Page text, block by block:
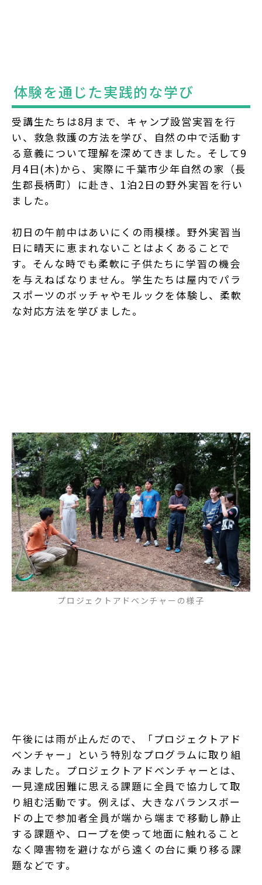
体験を通じた実践的な学び
受講生たちは8月まで、キャンプ設営実習を行
い、救急救護の方法を学び、自然の中で活動す
る意義について理解を深めてきました。そして9
月4日(木)から、実際に千葉市少年自然の家（長
生郡長柄町）に赴き、1泊2日の野外実習を行い
ました。
初日の午前中はあいにくの雨模様。野外実習当
日に晴天に恵まれないことはよくあることで
す。そんな時でも柔軟に子供たちに学習の機会
を与えねばなりません。学生たちは屋内でパラ
スポーツのボッチャやモルックを体験し、柔軟
な対応方法を学びました。
プロジェクトアドベンチャーの様子
午後には雨が止んだので、「プロジェクトアド
ベンチャー」という特別なプログラムに取り組
みました。プロジェクトアドベンチャーとは、
一見達成困難に思える課題に全員で協力して取
り組む活動です。例えば、大きなバランスボー
ドの上で参加者全員が端から端まで移動し静止
する課題や、ロープを使って地面に触れること
なく障害物を避けながら遠くの台に乗り移る課
題などです。